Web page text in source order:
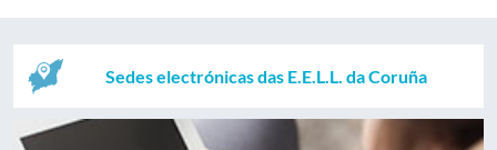
Sedes electrónicas das E.E.L.L. da Coruña